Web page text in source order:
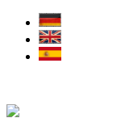
Direkt zum Inhalt